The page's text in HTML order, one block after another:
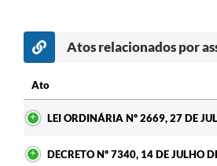
Atos relacionados por
Ato
LEI ORDINÁRIA Nº 2669, 27 DE
DECRETO Nº 7340, 14 DE JULHO